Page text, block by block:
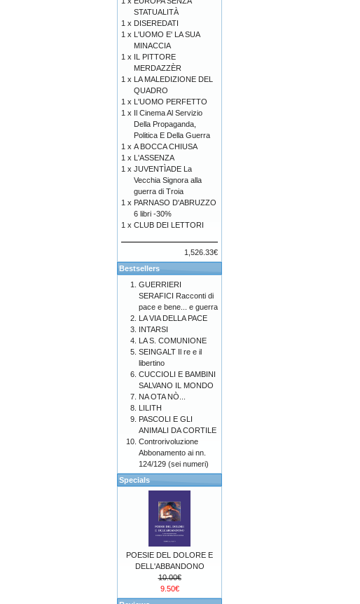
STATUALITÀ
1 x DISEREDATI
1 x L'UOMO E' LA SUA
MINACCIA
1 x IL PITTORE
MERDAZZÈR
1 x LA MALEDIZIONE DEL
QUADRO
1 x L'UOMO PERFETTO
1 x Il Cinema Al Servizio
Della Propaganda,
Politica E Della Guerra
1 x A BOCCA CHIUSA
1 x L'ASSENZA
1 x JUVENTÌADE La
Vecchia Signora alla
guerra di Troia
1 x PARNASO D'ABRUZZO
6 libri -30%
1 x CLUB DEI LETTORI
1,526.33€
Bestsellers
GUERRIERI
SERAFICI Racconti di
pace e bene... e guerra
LA VIA DELLA PACE
INTARSI
LA S. COMUNIONE
SEINGALT Il re e il
libertino
CUCCIOLI E BAMBINI
SALVANO IL MONDO
NA OTA NÒ...
LILITH
PASCOLI E GLI
ANIMALI DA CORTILE
Controrivoluzione
Abbonamento ai nn.
124/129 (sei numeri)
Specials
POESIE DEL DOLORE E
DELL'ABBANDONO
10.00€
9.50€